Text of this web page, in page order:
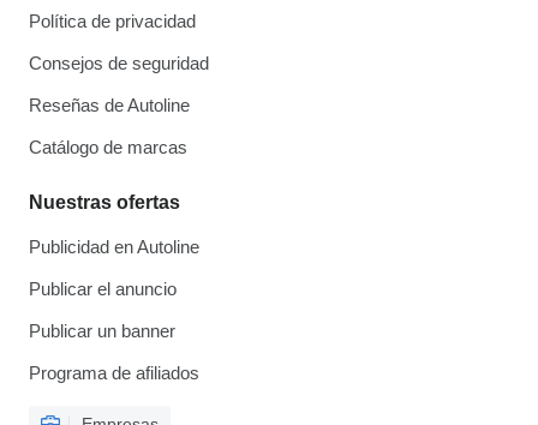
Política de privacidad
Consejos de seguridad
Reseñas de Autoline
Catálogo de marcas
Nuestras ofertas
Publicidad en Autoline
Publicar el anuncio
Publicar un banner
Programa de afiliados